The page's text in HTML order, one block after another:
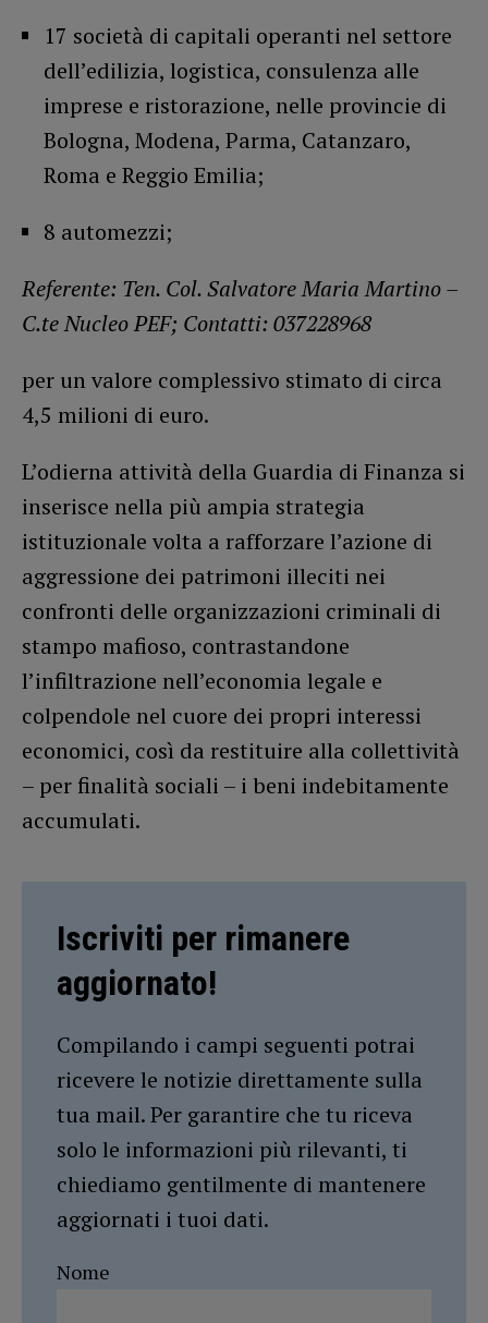
17 società di capitali operanti nel settore
dell’edilizia, logistica, consulenza alle
imprese e ristorazione, nelle provincie di
Bologna, Modena, Parma, Catanzaro,
Roma e Reggio Emilia;
8 automezzi;
Referente: Ten. Col. Salvatore Maria Martino –
C.te Nucleo PEF; Contatti: 037228968
per un valore complessivo stimato di circa
4,5 milioni di euro.
L’odierna attività della Guardia di Finanza si
inserisce nella più ampia strategia
istituzionale volta a rafforzare l’azione di
aggressione dei patrimoni illeciti nei
confronti delle organizzazioni criminali di
stampo mafioso, contrastandone
l’infiltrazione nell’economia legale e
colpendole nel cuore dei propri interessi
economici, così da restituire alla collettività
– per finalità sociali – i beni indebitamente
accumulati.
Iscriviti per rimanere
aggiornato!
Compilando i campi seguenti potrai
ricevere le notizie direttamente sulla
tua mail. Per garantire che tu riceva
solo le informazioni più rilevanti, ti
chiediamo gentilmente di mantenere
aggiornati i tuoi dati.
Nome